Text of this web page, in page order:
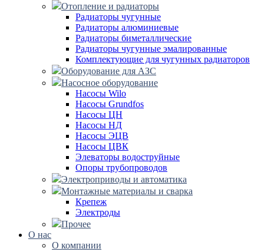
Отопление и радиаторы
Радиаторы чугунные
Радиаторы алюминиевые
Радиаторы биметаллические
Радиаторы чугунные эмалированные
Комплектующие для чугунных радиаторов
Оборудование для АЗС
Насосное оборудование
Насосы Wilo
Насосы Grundfos
Насосы ЦН
Насосы НД
Насосы ЭЦВ
Насосы ЦВК
Элеваторы водоструйные
Опоры трубопроводов
Электроприводы и автоматика
Монтажные материалы и сварка
Крепеж
Электроды
Прочее
О нас
О компании